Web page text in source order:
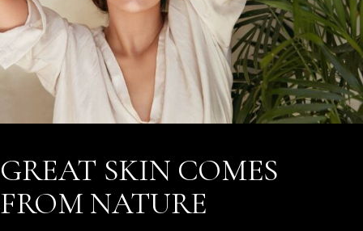
GREAT SKIN COMES
FROM NATURE